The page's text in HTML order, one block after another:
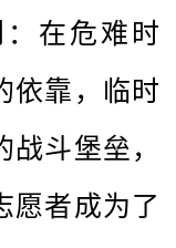
在危难时
依靠，临时
斗堡垒，
愿者成为了